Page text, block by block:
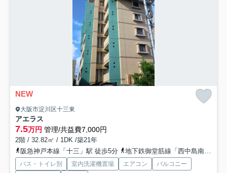
NEW
大阪市淀川区十三東
アエラス
7.5万円 管理/共益費7,000円
2階 / 32.82㎡ / 1DK /築21年
阪急神戸本線「十三」駅 徒歩5分
地下鉄御堂筋線「西中島南方」駅 徒歩17分
バス・トイレ別 室内洗濯機置場 エアコン
バルコニー